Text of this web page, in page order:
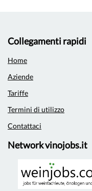
Collegamenti rapidi
Home
Aziende
Tariffe
Termini di utilizzo
Contattaci
Network vinojobs.it